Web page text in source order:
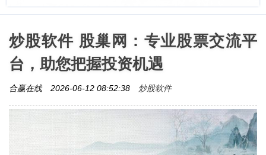
炒股软件 股巢网：专业股票交流平
台，助您把握投资机遇
合赢在线 2026-06-12 08:52:38 炒股软件